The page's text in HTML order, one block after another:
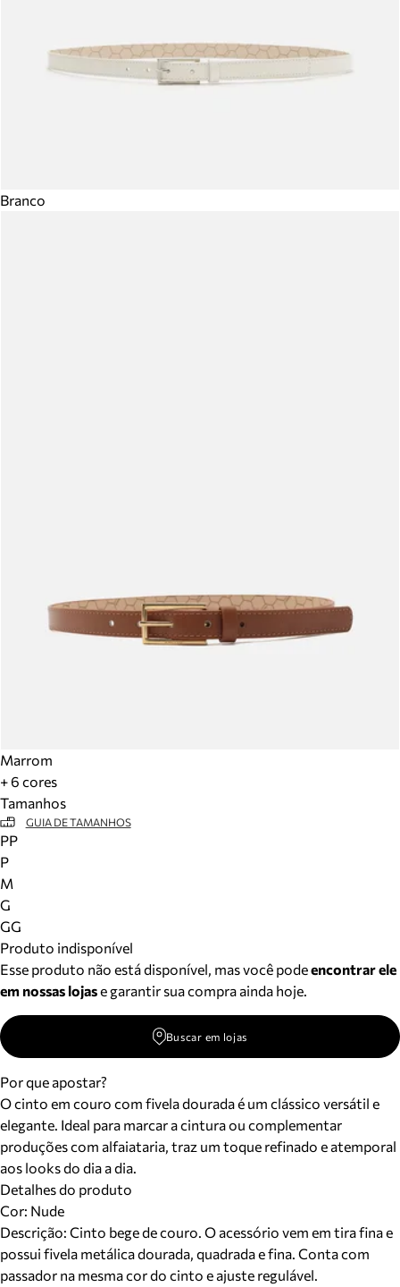
Branco
Marrom
+ 6 cores
Tamanhos
GUIA DE TAMANHOS
PP
P
M
G
GG
Produto indisponível
Esse produto não está disponível, mas você podeencontrar ele
em nossas lojase garantir sua compra ainda hoje.
Buscar em lojas
Por que apostar?
O cinto em couro com fivela dourada é um clássico versátil e
elegante. Ideal para marcar a cintura ou complementar
produções com alfaiataria, traz um toque refinado e atemporal
aos looks do dia a dia.
Detalhes do produto
Cor: Nude
Descrição: Cinto bege de couro. O acessório vem em tira fina e
possui fivela metálica dourada, quadrada e fina. Conta com
passador na mesma cor do cinto e ajuste regulável.